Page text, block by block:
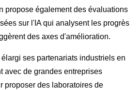
propose également des évaluations
sur l'IA qui analysent les progrès
des axes d'amélioration.
ses partenariats industriels en
avec de grandes entreprises
proposer des laboratoires de